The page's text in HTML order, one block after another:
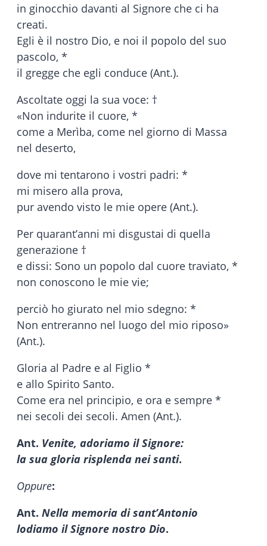
in ginocchio davanti al Signore che ci ha
creati.
Egli è il nostro Dio, e noi il popolo del suo
pascolo, *
il gregge che egli conduce (Ant.).
Ascoltate oggi la sua voce: †
«Non indurite il cuore, *
come a Merìba, come nel giorno di Massa
nel deserto,
dove mi tentarono i vostri padri: *
mi misero alla prova,
pur avendo visto le mie opere (Ant.).
Per quarant’anni mi disgustai di quella
generazione †
e dissi: Sono un popolo dal cuore traviato, *
non conoscono le mie vie;
perciò ho giurato nel mio sdegno: *
Non entreranno nel luogo del mio riposo»
(Ant.).
Gloria al Padre e al Figlio *
e allo Spirito Santo.
Come era nel principio, e ora e sempre *
nei secoli dei secoli. Amen (Ant.).
Ant. Venite, adoriamo il Signore:
la sua gloria risplenda nei santi.
Oppure:
Ant. Nella memoria di sant’Antonio
lodiamo il Signore nostro Dio.